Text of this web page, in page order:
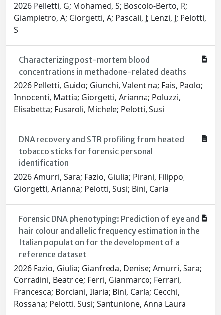
2026 Pelletti, G; Mohamed, S; Boscolo-Berto, R;
Giampietro, A; Giorgetti, A; Pascali, J; Lenzi, J; Pelotti,
S
Characterizing post-mortem blood
concentrations in methadone-related deaths
2026 Pelletti, Guido; Giunchi, Valentina; Fais, Paolo;
Innocenti, Mattia; Giorgetti, Arianna; Poluzzi,
Elisabetta; Fusaroli, Michele; Pelotti, Susi
DNA recovery and STR profiling from heated
tobacco sticks for forensic personal
identification
2026 Amurri, Sara; Fazio, Giulia; Pirani, Filippo;
Giorgetti, Arianna; Pelotti, Susi; Bini, Carla
Forensic DNA phenotyping: Prediction of eye and
hair colour and allelic frequency estimation in the
Italian population for the development of a
reference dataset
2026 Fazio, Giulia; Gianfreda, Denise; Amurri, Sara;
Corradini, Beatrice; Ferri, Gianmarco; Ferrari,
Francesca; Borciani, Ilaria; Bini, Carla; Cecchi,
Rossana; Pelotti, Susi; Santunione, Anna Laura